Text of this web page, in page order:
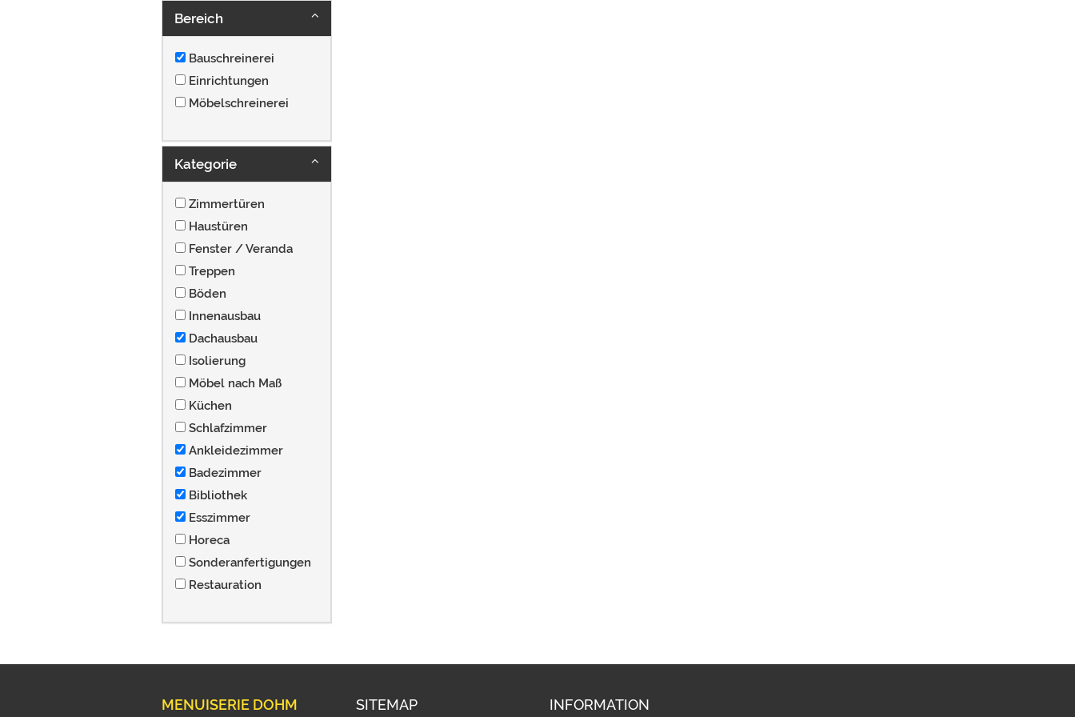
Bereich
Bauschreinerei
Einrichtungen
Möbelschreinerei
Kategorie
Zimmertüren
Haustüren
Fenster / Veranda
Treppen
Böden
Innenausbau
Dachausbau
Isolierung
Möbel nach Maß
Küchen
Schlafzimmer
Ankleidezimmer
Badezimmer
Bibliothek
Esszimmer
Horeca
Sonderanfertigungen
Restauration
MENUISERIE DOHM SITEMAP INFORMATION